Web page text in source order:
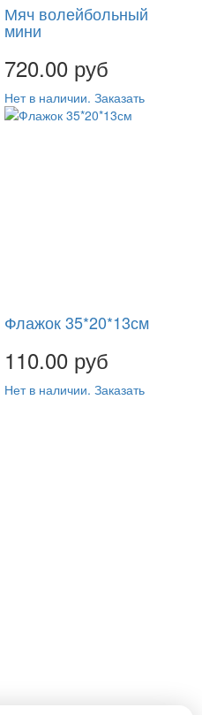
Мяч волейбольный
мини
720.00 руб
Нет в наличии. Заказать
Флажок 35*20*13см
110.00 руб
Нет в наличии. Заказать